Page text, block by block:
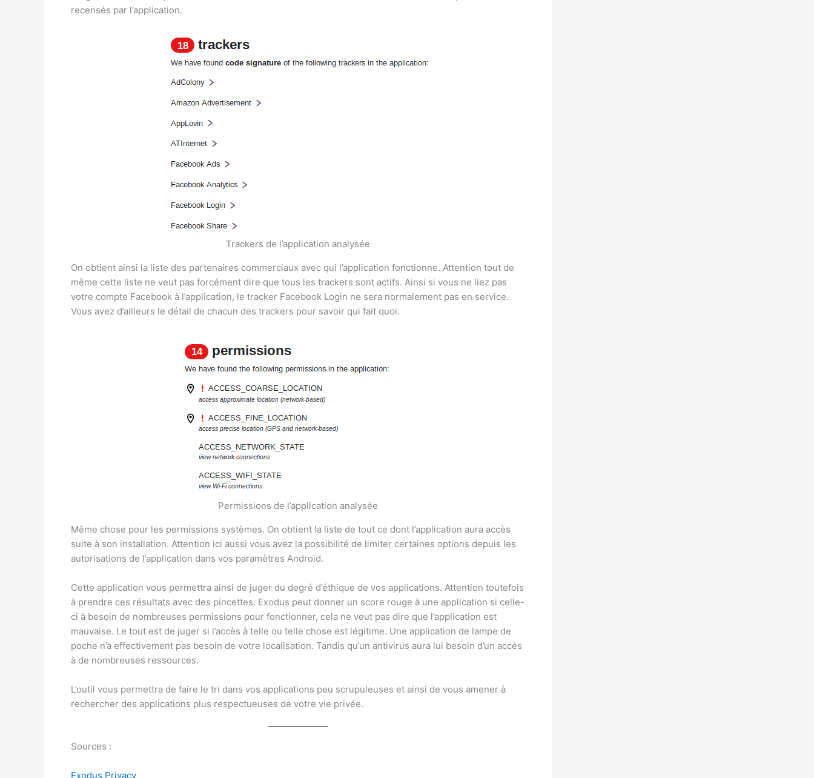
recensés par l’application.
Trackers de l’application analysée
On obtient ainsi la liste des partenaires commerciaux avec qui l’application fonctionne. Attention tout de
même cette liste ne veut pas forcément dire que tous les trackers sont actifs. Ainsi si vous ne liez pas
votre compte Facebook à l’application, le tracker Facebook Login ne sera normalement pas en service.
Vous avez d’ailleurs le détail de chacun des trackers pour savoir qui fait quoi.
Permissions de l’application analysée
Même chose pour les permissions systèmes. On obtient la liste de tout ce dont l’application aura accès
suite à son installation. Attention ici aussi vous avez la possibilité de limiter certaines options depuis les
autorisations de l’application dans vos paramètres Android.
Cette application vous permettra ainsi de juger du degré d’éthique de vos applications. Attention toutefois
à prendre ces résultats avec des pincettes. Exodus peut donner un score rouge à une application si celle-
ci à besoin de nombreuses permissions pour fonctionner, cela ne veut pas dire que l’application est
mauvaise. Le tout est de juger si l’accès à telle ou telle chose est légitime. Une application de lampe de
poche n’a effectivement pas besoin de votre localisation. Tandis qu’un antivirus aura lui besoin d’un accès
à de nombreuses ressources.
L’outil vous permettra de faire le tri dans vos applications peu scrupuleuses et ainsi de vous amener à
rechercher des applications plus respectueuses de votre vie privée.
Sources :
Exodus Privacy